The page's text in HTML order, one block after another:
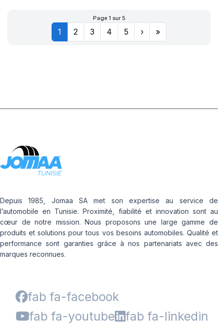
156/150K
Page 1 sur 5
1 2 3 4 5 › »
Depuis 1985, Jomaa SA met son expertise au service de
l’automobile en Tunisie. Proximité, fiabilité et innovation sont au
cœur de notre mission. Nous proposons une large gamme de
produits et solutions pour tous vos besoins automobiles. Qualité et
performance sont garanties grâce à nos partenariats avec des
marques reconnues.
fab fa-facebook
fab fa-youtube
fab fa-linkedin